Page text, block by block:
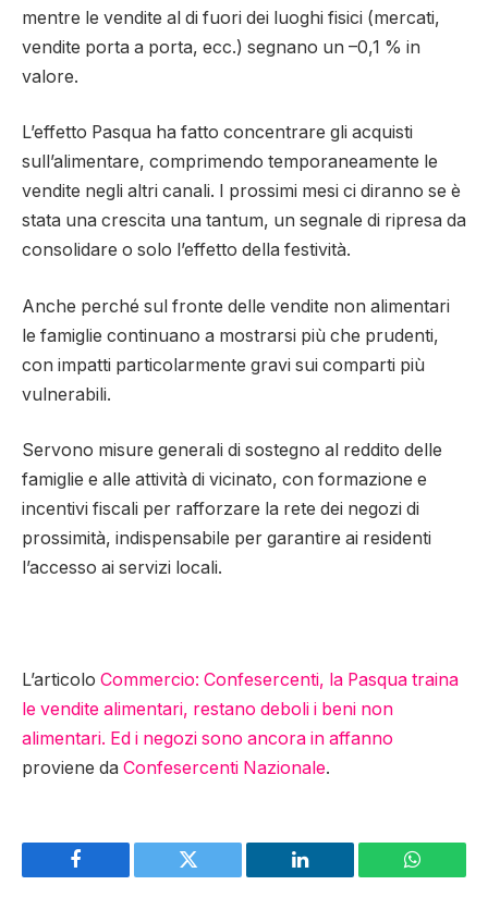
mentre le vendite al di fuori dei luoghi fisici (mercati,
vendite porta a porta, ecc.) segnano un –0,1 % in
valore.
L’effetto Pasqua ha fatto concentrare gli acquisti
sull’alimentare, comprimendo temporaneamente le
vendite negli altri canali. I prossimi mesi ci diranno se è
stata una crescita una tantum, un segnale di ripresa da
consolidare o solo l’effetto della festività.
Anche perché sul fronte delle vendite non alimentari
le famiglie continuano a mostrarsi più che prudenti,
con impatti particolarmente gravi sui comparti più
vulnerabili.
Servono misure generali di sostegno al reddito delle
famiglie e alle attività di vicinato, con formazione e
incentivi fiscali per rafforzare la rete dei negozi di
prossimità, indispensabile per garantire ai residenti
l’accesso ai servizi locali.
L’articolo Commercio: Confesercenti, la Pasqua traina
le vendite alimentari, restano deboli i beni non
alimentari. Ed i negozi sono ancora in affanno
proviene da Confesercenti Nazionale.
Facebook Twitter LinkedIn